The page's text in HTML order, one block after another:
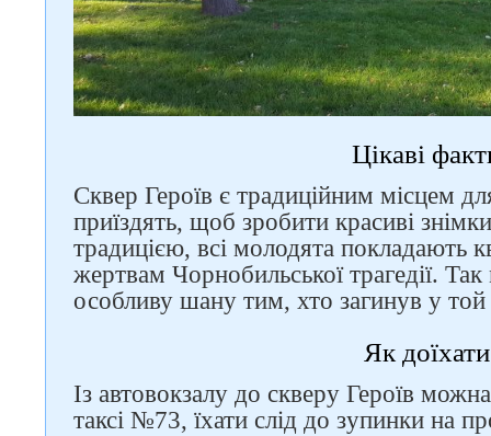
Цікаві
Сквер Героїв є традиційним місцем
приїздять, щоб зробити красиві
традицією, всі молодята покладають
жертвам Чорнобильської трагедії.
особливу шану тим, хто загинув у
Як доїхати
Із автовокзалу до скверу Героїв
таксі №73, їхати слід до зупинки на